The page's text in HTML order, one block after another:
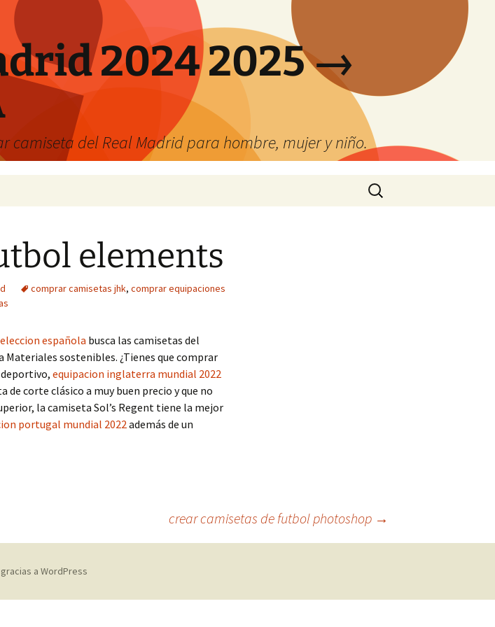
2024 2025 →
camiseta del Real Madrid para hombre, mujer y niño.
Buscar:
elements
comprar camisetas jhk, comprar equipaciones
española busca las camisetas del
sostenibles. ¿Tienes que comprar
equipacion inglaterra mundial 2022
corte clásico a muy buen precio y que no
la camiseta Sol’s Regent tiene la mejor
portugal mundial 2022además de un
crear camisetas de futbol photoshop →
a WordPress